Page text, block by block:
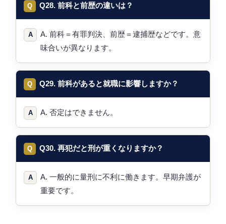
Q28. 前科と前歴の違いは？
A. 前科＝有罪判決、前歴＝逮捕歴などです。意
味合いが異なります。
Q29. 前科があると就職に影響しますか？
A. 否定はできません。
Q30. 再犯だと刑が重くなりますか？
A. 一般的に量刑に不利に働きます。早期弁護が
重要です。